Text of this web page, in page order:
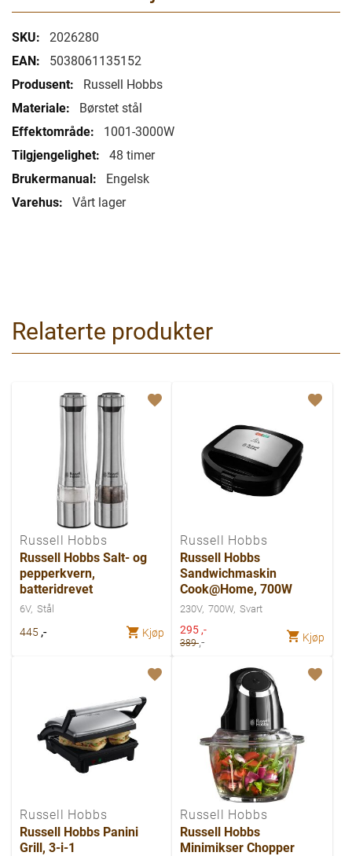
Mer
informasjon
2026280
5038061135152
Russell Hobbs
Børstet stål
1001-3000W
48 timer
Engelsk
Vårt lager
Relaterte produkter
Russell Hobbs
Russell Hobbs Salt- og
pepperkvern,
batteridrevet
6V Stål
445 ,- Kjøp
Russell Hobbs
Russell Hobbs
Sandwichmaskin
Cook@Home, 700W
230V 700W Svart
Spesialpris
295 ,-
389,- Kjøp
Russell Hobbs
Russell Hobbs Panini
Grill, 3-i-1
Russell Hobbs
Russell Hobbs
Minimikser Chopper